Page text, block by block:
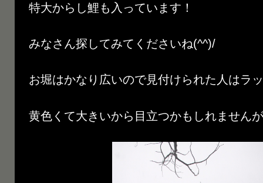
特大からし鯉も入っています！
みなさん探してみてくださいね(^^)/
お堀はかなり広いので見付けられた人はラ
黄色くて大きいから目立つかもしれません